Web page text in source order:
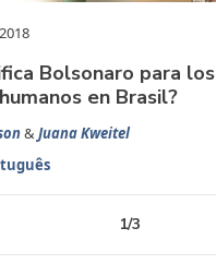
Bolsonaro para los
en Brasil?
&Juana Kweitel
1/3